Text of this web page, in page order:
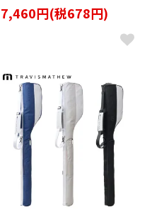
EW 7AN929」 2026年春夏モデ
7,460円(税678円)